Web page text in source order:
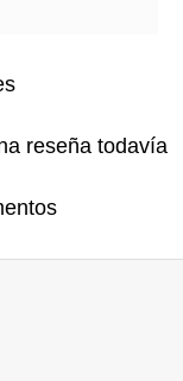
reseña todavía